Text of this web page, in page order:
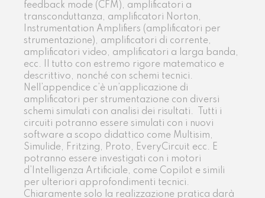
feedback mode (CFM), amplificatori a
transconduttanza, amplificatori Norton,
Instrumentation Amplifiers (amplificatori per
strumentazione), amplificatori di corrente,
amplificatori video, amplificatori a larga banda,
ecc. Il tutto con estremo rigore matematico e
descrittivo, nonché con schemi tecnici.
Nell’appendice c’è un’applicazione di
amplificatori per strumentazione con diversi
schemi simulati con analisi dei risultati. Tutti i
circuiti potranno essere simulati con i nuovi
software a scopo didattico come Multisim,
Simulide, Fritzing, Proto, EveryCircuit ecc. E
potranno essere investigati con i motori
d’Intelligenza Artificiale, come Copilot e simili
per ulteriori approfondimenti tecnici.
Chiaramente solo la realizzazione pratica darà